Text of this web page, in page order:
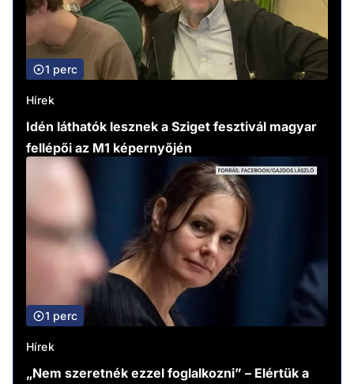
1 perc
Hírek
Idén láthatók lesznek a Sziget fesztivál magyar
fellépői az M1 képernyőjén
1 perc
Hírek
„Nem szeretnék ezzel foglalkozni” – Elértük a